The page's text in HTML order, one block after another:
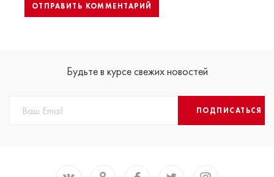
Будьте в курсе свежих новостей
ПОДПИСАТЬСЯ